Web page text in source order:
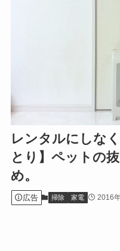
レンタルにしな
とり】ペットの
め。
広告 掃除 家電 2016